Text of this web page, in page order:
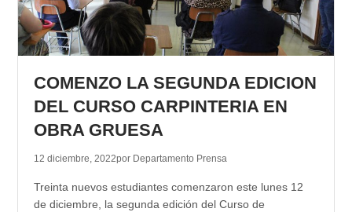
COMENZO LA SEGUNDA EDICION
DEL CURSO CARPINTERIA EN
OBRA GRUESA
12 diciembre, 2022por Departamento Prensa
Treinta nuevos estudiantes comenzaron este lunes 12
de diciembre, la segunda edición del Curso de